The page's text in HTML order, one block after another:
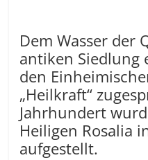
Dem Wasser der
antiken Siedlung
den
„Heilkraft“
Jahrhundert
Heiligen Rosalia
aufgestellt.